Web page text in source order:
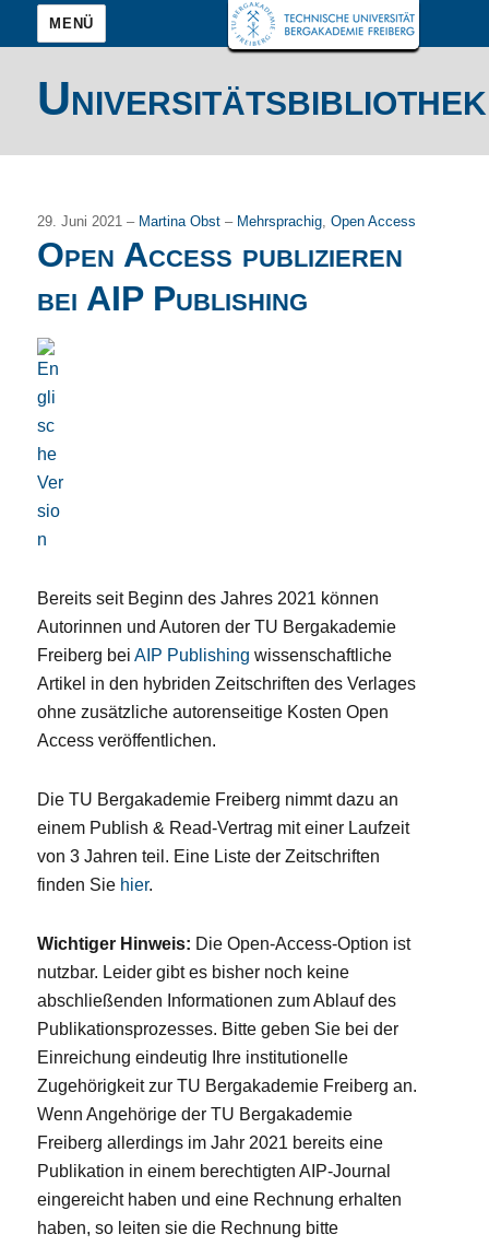
MENÜ
Universitätsbibliothek
29. Juni 2021 – Martina Obst– Mehrsprachig,Open Access
Open Access publizieren
bei AIP Publishing
Bereits seit Beginn des Jahres 2021 können
Autorinnen und Autoren der TU Bergakademie
Freiberg beiAIP Publishing wissenschaftliche
Artikel in den hybriden Zeitschriften des Verlages
ohne zusätzliche autorenseitige Kosten Open
Access veröffentlichen.
Die TU Bergakademie Freiberg nimmt dazu an
einem Publish & Read-Vertrag mit einer Laufzeit
von 3 Jahren teil. Eine Liste der Zeitschriften
finden Sie hier.
Wichtiger Hinweis: Die Open-Access-Option ist
nutzbar. Leider gibt es bisher noch keine
abschließenden Informationen zum Ablauf des
Publikationsprozesses. Bitte geben Sie bei der
Einreichung eindeutig Ihre institutionelle
Zugehörigkeit zur TU Bergakademie Freiberg an.
Wenn Angehörige der TU Bergakademie
Freiberg allerdings im Jahr 2021 bereits eine
Publikation in einem berechtigten AIP-Journal
eingereicht haben und eine Rechnung erhalten
haben, so leiten sie die Rechnung bitte